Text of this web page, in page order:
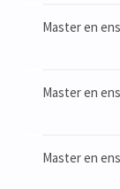
Master en
Master en
Master en